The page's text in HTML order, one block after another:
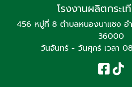
โรงงานผลิตกระเ
456 หมู่ที่ 8 ตำบลหนองนาแซง อ
36000
วันจันทร์ - วันศุกร์ เวลา